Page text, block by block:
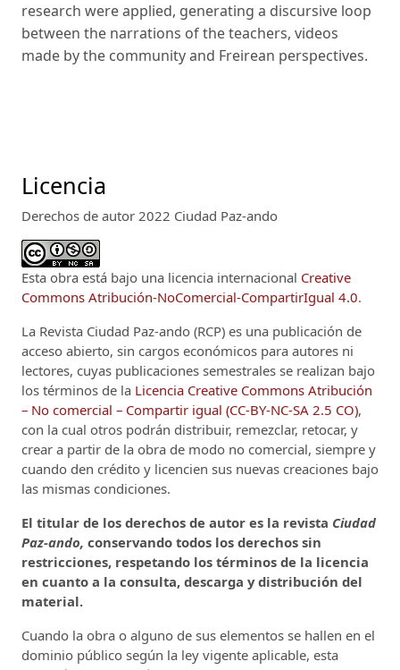
research were applied, generating a discursive loop
between the narrations of the teachers, videos
made by the community and Freirean perspectives.
Licencia
Derechos de autor 2022 Ciudad Paz-ando
Esta obra está bajo una licencia internacional Creative
Commons Atribución-NoComercial-CompartirIgual 4.0.
La Revista Ciudad Paz-ando (RCP) es una publicación de
acceso abierto, sin cargos económicos para autores ni
lectores, cuyas publicaciones semestrales se realizan bajo
los términos de la Licencia Creative Commons Atribución
– No comercial – Compartir igual (CC-BY-NC-SA 2.5 CO),
con la cual otros podrán distribuir, remezclar, retocar, y
crear a partir de la obra de modo no comercial, siempre y
cuando den crédito y licencien sus nuevas creaciones bajo
las mismas condiciones.
El titular de los derechos de autor es la revista Ciudad
Paz-ando, conservando todos los derechos sin
restricciones, respetando los términos de la licencia
en cuanto a la consulta, descarga y distribución del
material.
Cuando la obra o alguno de sus elementos se hallen en el
dominio público según la ley vigente aplicable, esta